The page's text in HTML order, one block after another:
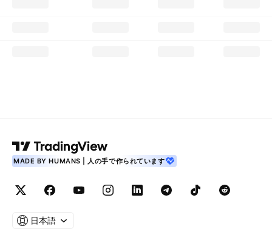
MADE BY HUMANS | 人の手で作られています
日本語